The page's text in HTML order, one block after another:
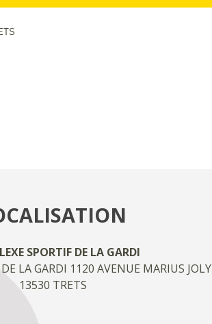
SPORTIF DE LA GARDI
LA GARDI 1120 AVENUE MARIUS JOLY
13530 TRETS